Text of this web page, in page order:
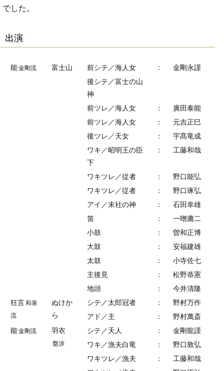
でした。
出演
能金剛流 富士山 前シテ／海人女 ：
金剛永謹
後シテ／富士の山
神
前ツレ／海人女
：
廣田泰能
前ツレ／海人女
：
元吉正巳
後ツレ／天女
：
宇髙竜成
ワキ／昭明王の臣
下
： 工藤和哉
ワキツレ／従者 ：
野口能弘
ワキツレ／従者
：
野口琢弘
アイ／末社の神
：
石田幸雄
笛
：
一噌庸二
小鼓
：
曽和正博
大鼓
：
安福建雄
太鼓
：
小寺佐七
主後見
：
松野恭憲
地頭
：
今井清隆
狂言和泉
流
ぬけか
ら
シテ／太郎冠者 ：
野村万作
アド／主
：
野村萬斎
能金剛流 羽衣
盤渉
シテ／天人 ：
金剛龍謹
ワキ／漁夫白竜
：
野口敦弘
ワキツレ／漁夫
：
工藤和哉